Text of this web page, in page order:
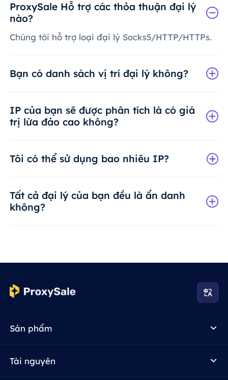
ProxySale Hỗ trợ các thỏa thuận đại lý
nào?
Chúng tôi hỗ trợ loại đại lý Socks5/HTTP/HTTPs.
Bạn có danh sách vị trí đại lý không?
IP của bạn sẽ được phân tích là có giá
trị lừa đảo cao không?
Tôi có thể sử dụng bao nhiêu IP?
Tất cả đại lý của bạn đều là ẩn danh
không?
Sản phẩm
Tài nguyên